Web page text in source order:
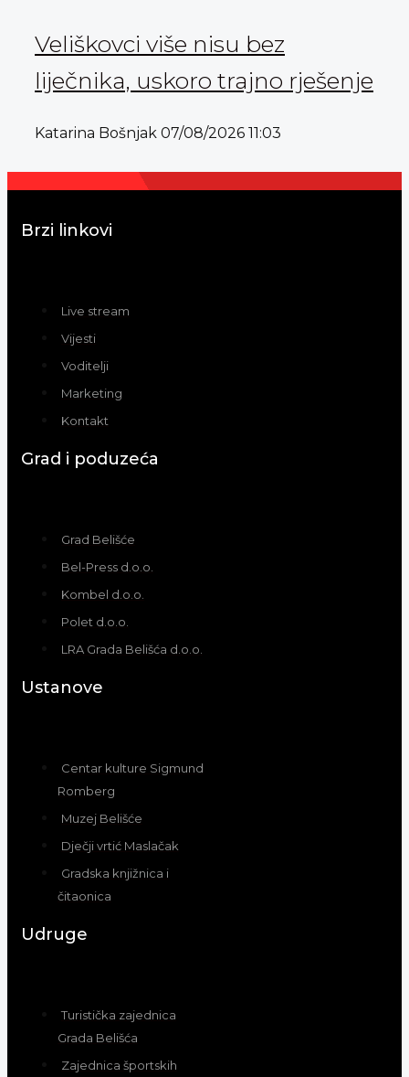
Veliškovci više nisu bez
liječnika, uskoro trajno rješenje
Katarina Bošnjak 07/08/2026 11:03
Brzi linkovi
Live stream
Vijesti
Voditelji
Marketing
Kontakt
Grad i poduzeća
Grad Belišće
Bel-Press d.o.o.
Kombel d.o.o.
Polet d.o.o.
LRA Grada Belišća d.o.o.
Ustanove
Centar kulture Sigmund
Romberg
Muzej Belišće
Dječji vrtić Maslačak
Gradska knjižnica i
čitaonica
Udruge
Turistička zajednica
Grada Belišća
Zajednica športskih